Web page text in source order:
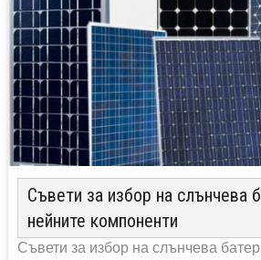
Съвети за избор на слънчева
нейните компоненти
Съвети за избор на слънчева